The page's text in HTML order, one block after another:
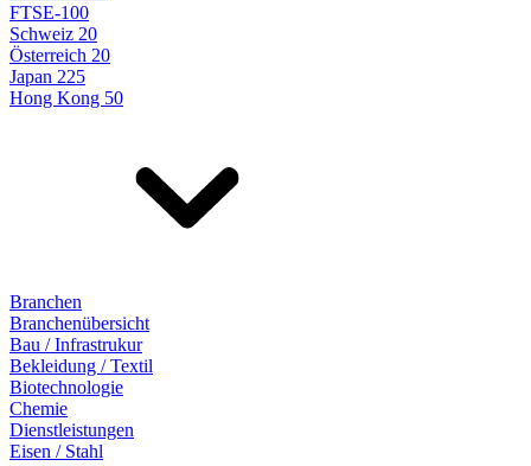
FTSE-100
Schweiz 20
Österreich 20
Japan 225
Hong Kong 50
Branchen
Branchenübersicht
Bau / Infrastrukur
Bekleidung / Textil
Biotechnologie
Chemie
Dienstleistungen
Eisen / Stahl